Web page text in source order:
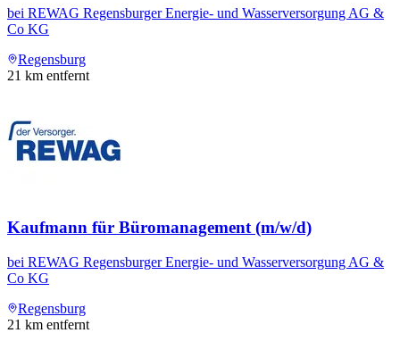
bei REWAG Regensburger Energie- und Wasserversorgung AG &
Co KG
Regensburg
21 km entfernt
Kaufmann für Büromanagement (m/w/d)
bei REWAG Regensburger Energie- und Wasserversorgung AG &
Co KG
Regensburg
21 km entfernt